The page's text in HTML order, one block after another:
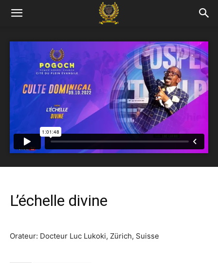
L’échelle divine
Orateur: Docteur Luc Lukoki, Zürich, Suisse